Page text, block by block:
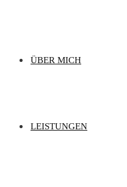
ÜBER MICH
LEISTUNGEN